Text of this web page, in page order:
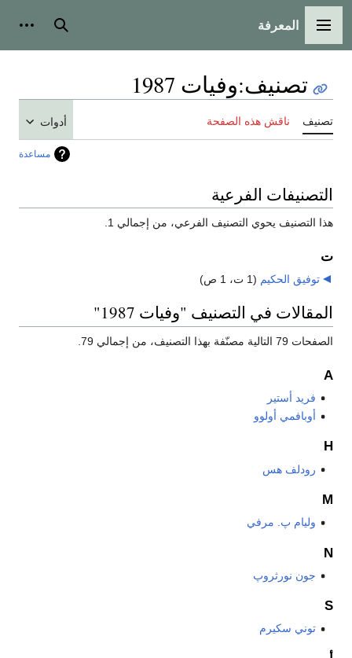
القائمة الرئيسية
المعرفة بحث
تصنيف:وفيات 1987
تصنيف ناقش هذه الصفحة أدوات
مساعدة
التصنيفات الفرعية
هذا التصنيف يحوي التصنيف الفرعي، من إجمالي 1.
ت
توفيق الحكيم (1 ت، 1 ص)
المقالات في التصنيف "وفيات 1987"
الصفحات 79 التالية مصنّفة بهذا التصنيف، من إجمالي 79.
A
فريد أستير
أوبافمي أولوو
H
رودلف هس
M
وليام پ. مرفي
N
جون نورثروپ
S
توني سكيرم